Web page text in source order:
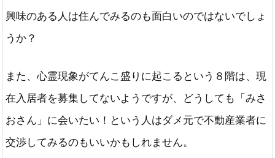
興味のある人は住んでみるのも面白いのではないでしょ
うか？
また、心霊現象がてんこ盛りに起こるという８階は、現
在入居者を募集してないようですが、どうしても「みさ
おさん」に会いたい！という人はダメ元で不動産業者に
交渉してみるのもいいかもしれません。